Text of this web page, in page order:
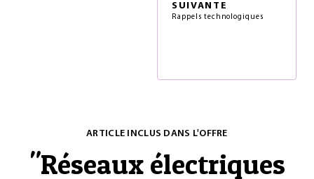
SUIVANTE
Rappels technologiques
ARTICLE INCLUS DANS L'OFFRE
"Réseaux électriques